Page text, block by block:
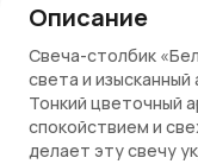
Описание
Свеча-столбик
света и
Тонкий цветочный
спокойствием и
делает эту свечу